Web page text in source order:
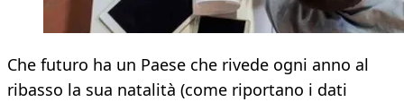
Che futuro ha un Paese che rivede ogni anno al
ribasso la sua natalità (come riportano i dati